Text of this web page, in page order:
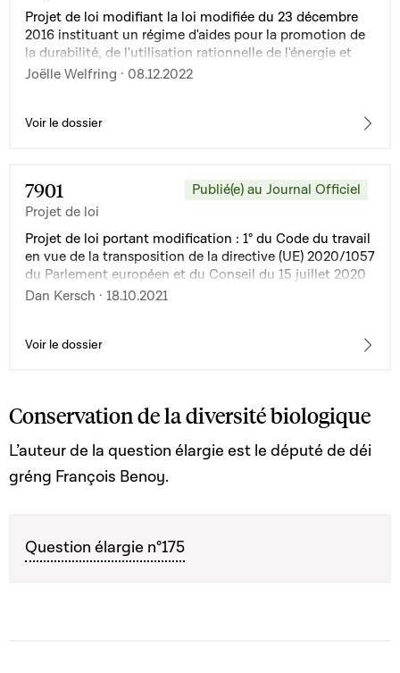
Projet de loi modifiant la loi modifiée du 23 décembre
2016 instituant un régime d'aides pour la promotion de
la durabilité, de l'utilisation rationnelle de l'énergie et
des énergies renouvelables dans le domaine du
Joëlle Welfring · 08.12.2022
Voir le dossier
7901
Projet de loi
Publié(e) au Journal Officiel
Projet de loi portant modification : 1° du Code du travail
en vue de la transposition de la directive (UE) 2020/1057
du Parlement européen et du Conseil du 15 juillet 2020
établissant des règles spécifiques en ce qui concerne la
transport routier et modifiant la directive 2006/22/CE
Dan Kersch · 18.10.2021
Voir le dossier
Conservation de la diversité biologique
L’auteur de la question élargie est le député de déi
gréng François Benoy.
Question élargie n°175